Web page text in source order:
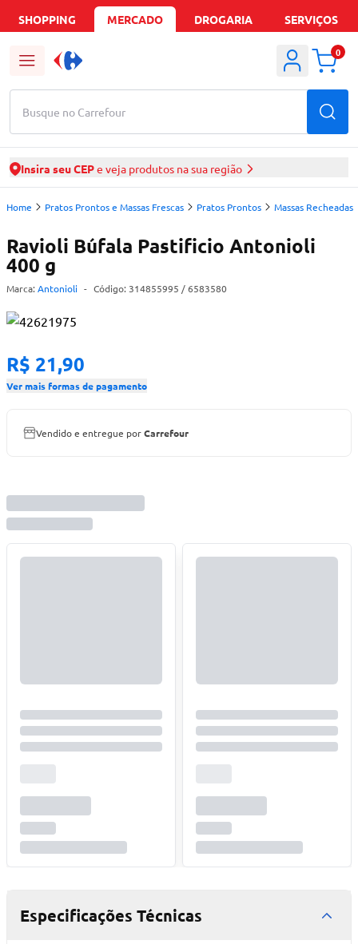
SHOPPING MERCADO DROGARIA SERVIÇOS
Busque no Carrefour
0
Insira seu CEPe veja produtos na sua região
Home Pratos Prontos e Massas Frescas Pratos Prontos Massas Recheadas
Ravioli Búfala Pastificio Antonioli
400 g
Marca: Antonioli - Código: 314855995 / 6583580
R$ 21,90
Ver mais formas de pagamento
Vendido e entregue porCarrefour
Especificações Técnicas